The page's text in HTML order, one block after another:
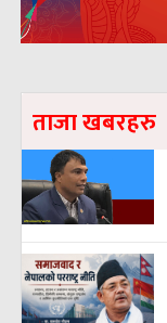
ताजा खबरहरु